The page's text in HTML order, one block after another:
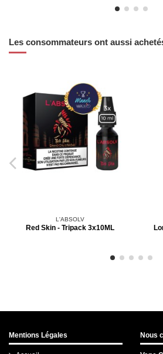
Les consommateurs ont aussi
L'ABSOLV
Red Skin - Tripack 3x10ML
Mentions Légales Nous